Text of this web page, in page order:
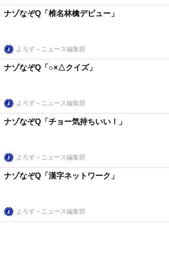
ナゾなぞQ「椎名林檎デビュー」
よろず～ニュース編集部
ナゾなぞQ「○×△クイズ」
よろず～ニュース編集部
ナゾなぞQ「チョー気持ちいい！」
よろず～ニュース編集部
ナゾなぞQ「漢字ネットワーク」
よろず～ニュース編集部